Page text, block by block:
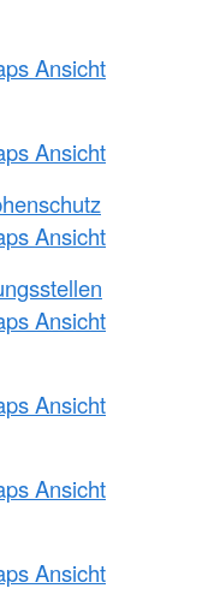
Ansicht
Ansicht
Ansicht
Ansicht
Ansicht
Ansicht
Ansicht